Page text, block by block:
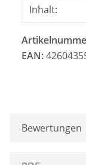
Inhalt:
EAN:
Bewertungen